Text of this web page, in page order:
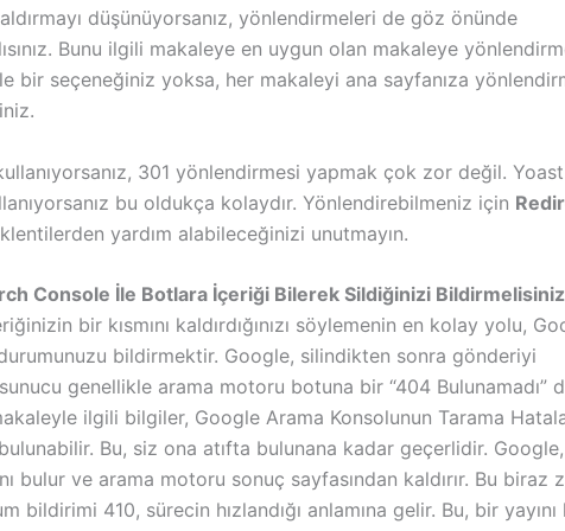
düşünüyorsanız, yönlendirmeleri de göz önünde
Bunu ilgili makaleye en uygun olan makaleye
bir seçeneğiniz yoksa, her makaleyi ana sayfanıza
301 yönlendirmesi yapmak çok zor değil. Yoast
bu oldukça kolaydır. Yönlendirebilmeniz için
yardım alabileceğinizi unutmayın.
Console İle Botlara İçeriği Bilerek Sildiğinizi Bildirmelisiniz
bir kısmını kaldırdığınızı söylemenin en kolay yolu,
durumunuzu bildirmektir. Google, silindikten sonra gönderiyi
genellikle arama motoru botuna bir “404 Bulunamadı”
ilgili bilgiler, Google Arama Konsolunun Tarama
Bu, siz ona atıfta bulunana kadar geçerlidir.
bulur ve arama motoru sonuç sayfasından kaldırır. Bu biraz
bildirimi 410, sürecin hızlandığı anlamına gelir. Bu, bir yayını